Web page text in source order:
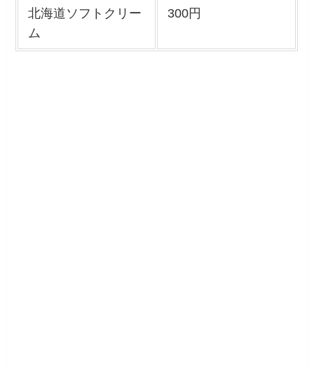
北海道ソフトクリー
ム
300円